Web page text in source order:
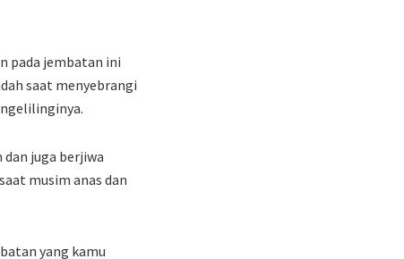
pada jembatan ini
saat menyebrangi
juga berjiwa
musim anas dan
yang kamu